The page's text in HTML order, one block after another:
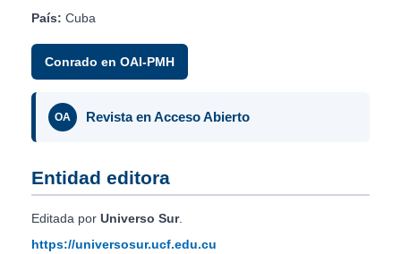
País: Cuba
Conrado en OAI-PMH
OA Revista en Acceso Abierto
Entidad editora
Editada por Universo Sur.
https://universosur.ucf.edu.cu